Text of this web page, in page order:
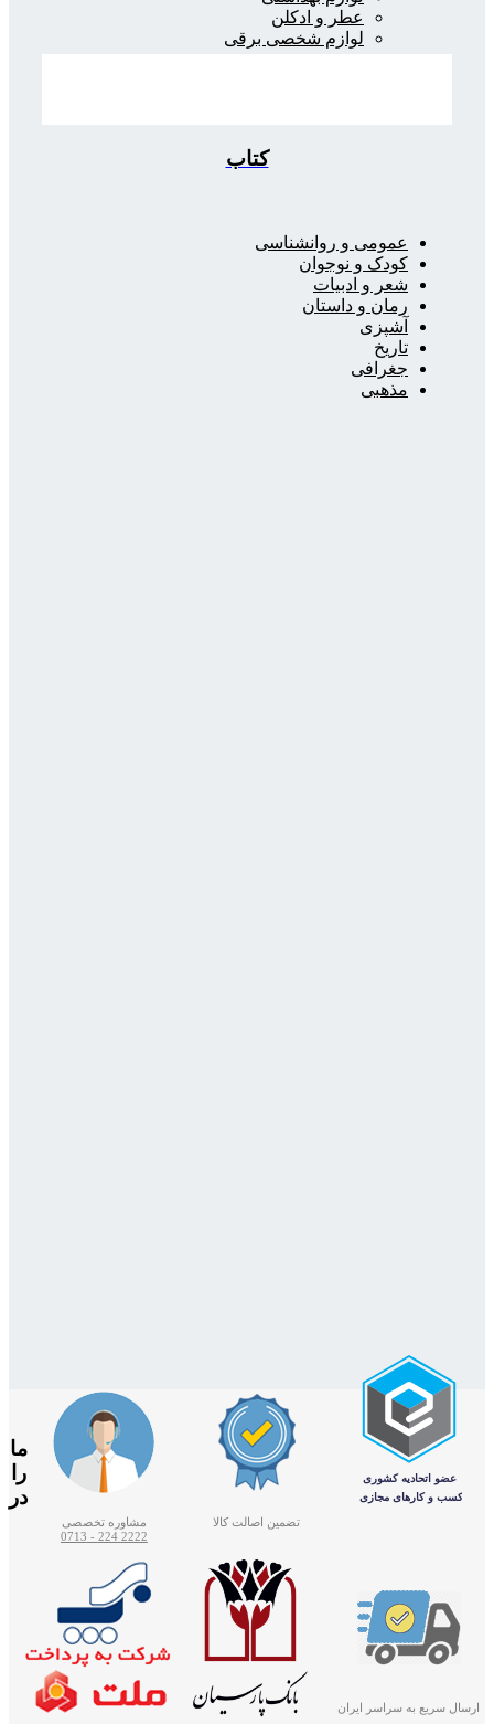
عطر و ادکلن
لوازم شخصی برقی
کتاب
عمومی و روانشناسی
کودک و نوجوان
شعر و ادبیات
رمان و داستان
آشپزی
تاریخ
جغرافی
مذهبی
تضمین اصالت کالا
مشاوره تخصصی
2222 224 - 0713
ارسال سریع به سراسر ایران
ما
را
در